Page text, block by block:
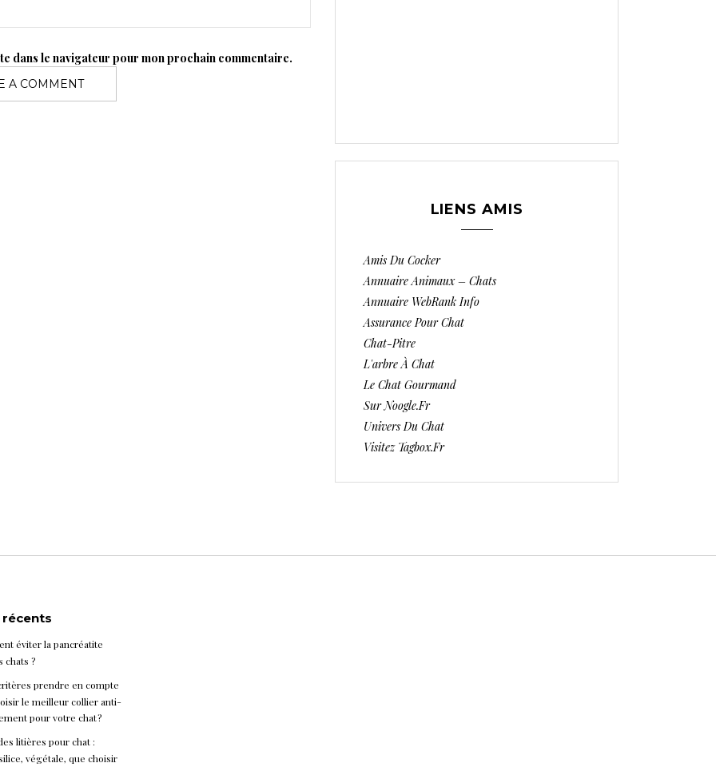
dans le navigateur pour mon prochain commentaire.
LIENS AMIS
Amis Du Cocker
Annuaire Animaux – Chats
Annuaire WebRank Info
Assurance Pour Chat
Chat-Pitre
L'arbre À Chat
Le Chat Gourmand
Sur Noogle.fr
Univers Du Chat
Visitez Tagbox.fr
éviter la pancréatite
chats ?
prendre en compte
le meilleur collier anti-
pour votre chat ?
litières pour chat :
végétale, que choisir